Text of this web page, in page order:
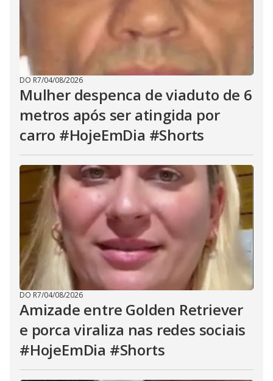
DO R7/04/08/2026
Mulher despenca de viaduto de 6
metros após ser atingida por
carro #HojeEmDia #Shorts
DO R7/04/08/2026
Amizade entre Golden Retriever
e porca viraliza nas redes sociais
#HojeEmDia #Shorts